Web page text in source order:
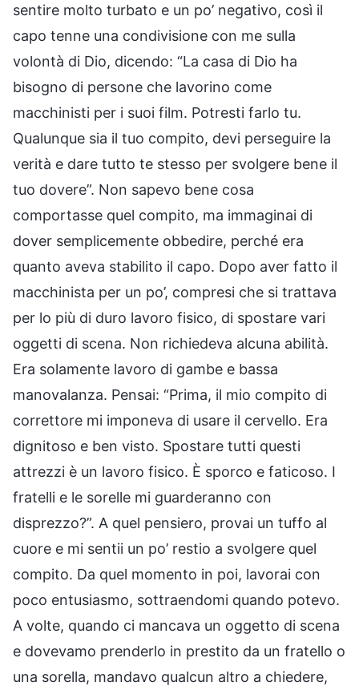
sentire molto turbato e un po’ negativo, così il
capo tenne una condivisione con me sulla
volontà di Dio, dicendo: “La casa di Dio ha
bisogno di persone che lavorino come
macchinisti per i suoi film. Potresti farlo tu.
Qualunque sia il tuo compito, devi perseguire la
verità e dare tutto te stesso per svolgere bene il
tuo dovere”. Non sapevo bene cosa
comportasse quel compito, ma immaginai di
dover semplicemente obbedire, perché era
quanto aveva stabilito il capo. Dopo aver fatto il
macchinista per un po’, compresi che si trattava
per lo più di duro lavoro fisico, di spostare vari
oggetti di scena. Non richiedeva alcuna abilità.
Era solamente lavoro di gambe e bassa
manovalanza. Pensai: “Prima, il mio compito di
correttore mi imponeva di usare il cervello. Era
dignitoso e ben visto. Spostare tutti questi
attrezzi è un lavoro fisico. È sporco e faticoso. I
fratelli e le sorelle mi guarderanno con
disprezzo?”. A quel pensiero, provai un tuffo al
cuore e mi sentii un po’ restio a svolgere quel
compito. Da quel momento in poi, lavorai con
poco entusiasmo, sottraendomi quando potevo.
A volte, quando ci mancava un oggetto di scena
e dovevamo prenderlo in prestito da un fratello o
una sorella, mandavo qualcun altro a chiedere,